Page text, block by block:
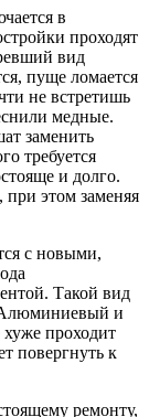
в
проходят
вид
пуще ломается
не встретишь
медные.
заменить
требуется
и долго.
при этом заменяя
с новыми,
Такой вид
Алюминиевый и
проходит
повергнуть к
ремонту,